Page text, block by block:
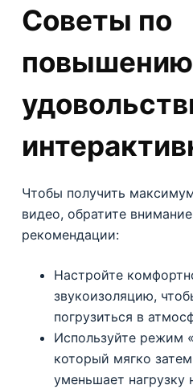
Советы по
повышению
Чтобы получить
видео, обратите
рекомендации:
Настройте
звукоизоляцию,
погрузиться в
Используйте режим
который мягко
уменьшает нагрузку